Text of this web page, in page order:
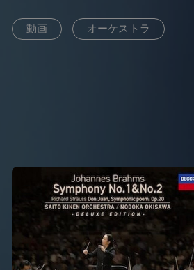
動画 オーケストラ